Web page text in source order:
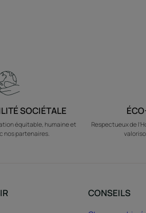
SOCIÉTALE
équitable, humaine et
nos partenaires.
Respectueux de
CONSEILS